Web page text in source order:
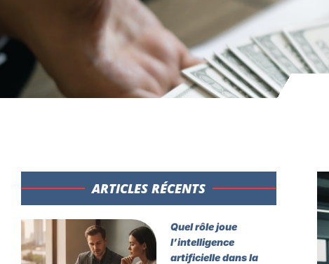
ARTICLES RÉCENTS​
Quel rôle joue
l’intelligence
artificielle dans la